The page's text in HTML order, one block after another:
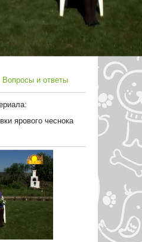
и ответы
:
ярового чеснока